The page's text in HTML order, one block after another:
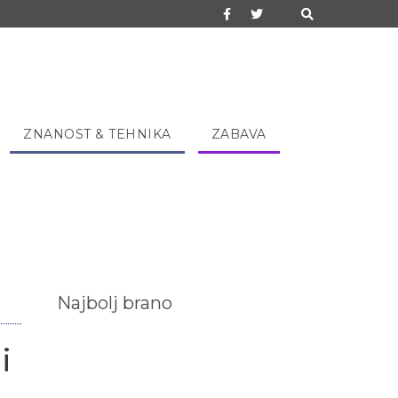
ZNANOST & TEHNIKA ZABAVA
Najbolj brano